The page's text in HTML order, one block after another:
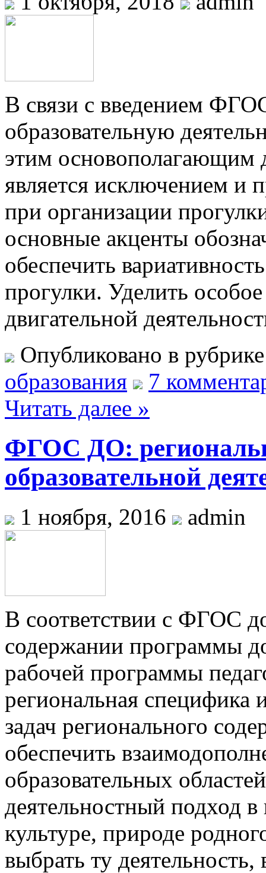
В связи с введением
образовательную
этим основополагающим
является исключением и
при организации
основные акценты
обеспечить
прогулки. Уделить
двигательной
Опубликовано в
образования
7
Читать далее »
ФГОС ДО:
образовательной
1 ноября, 2016 admin
В соответствии с ФГОС
содержании программы
рабочей программы
региональная специфика
задач регионального
обеспечить
образовательных
деятельностный подход
культуре, природе
выбрать ту